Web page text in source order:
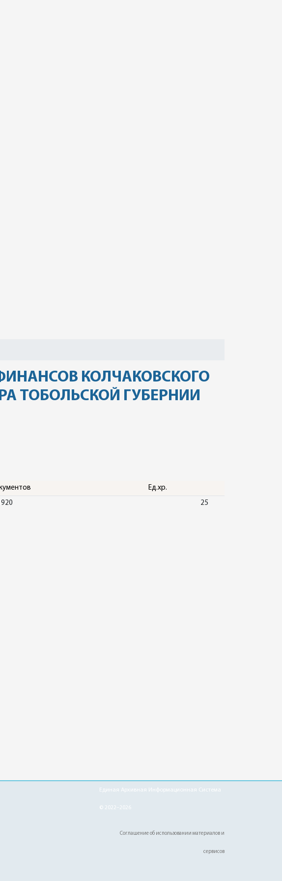
КОЛЧАКОВСКОГО
ТОБОЛЬСКОЙ ГУБЕРНИИ
Ед.хр.
25
Единая Архивная Информационная Система
© 2022–2026
Соглашение об использовании материалов и
сервисов